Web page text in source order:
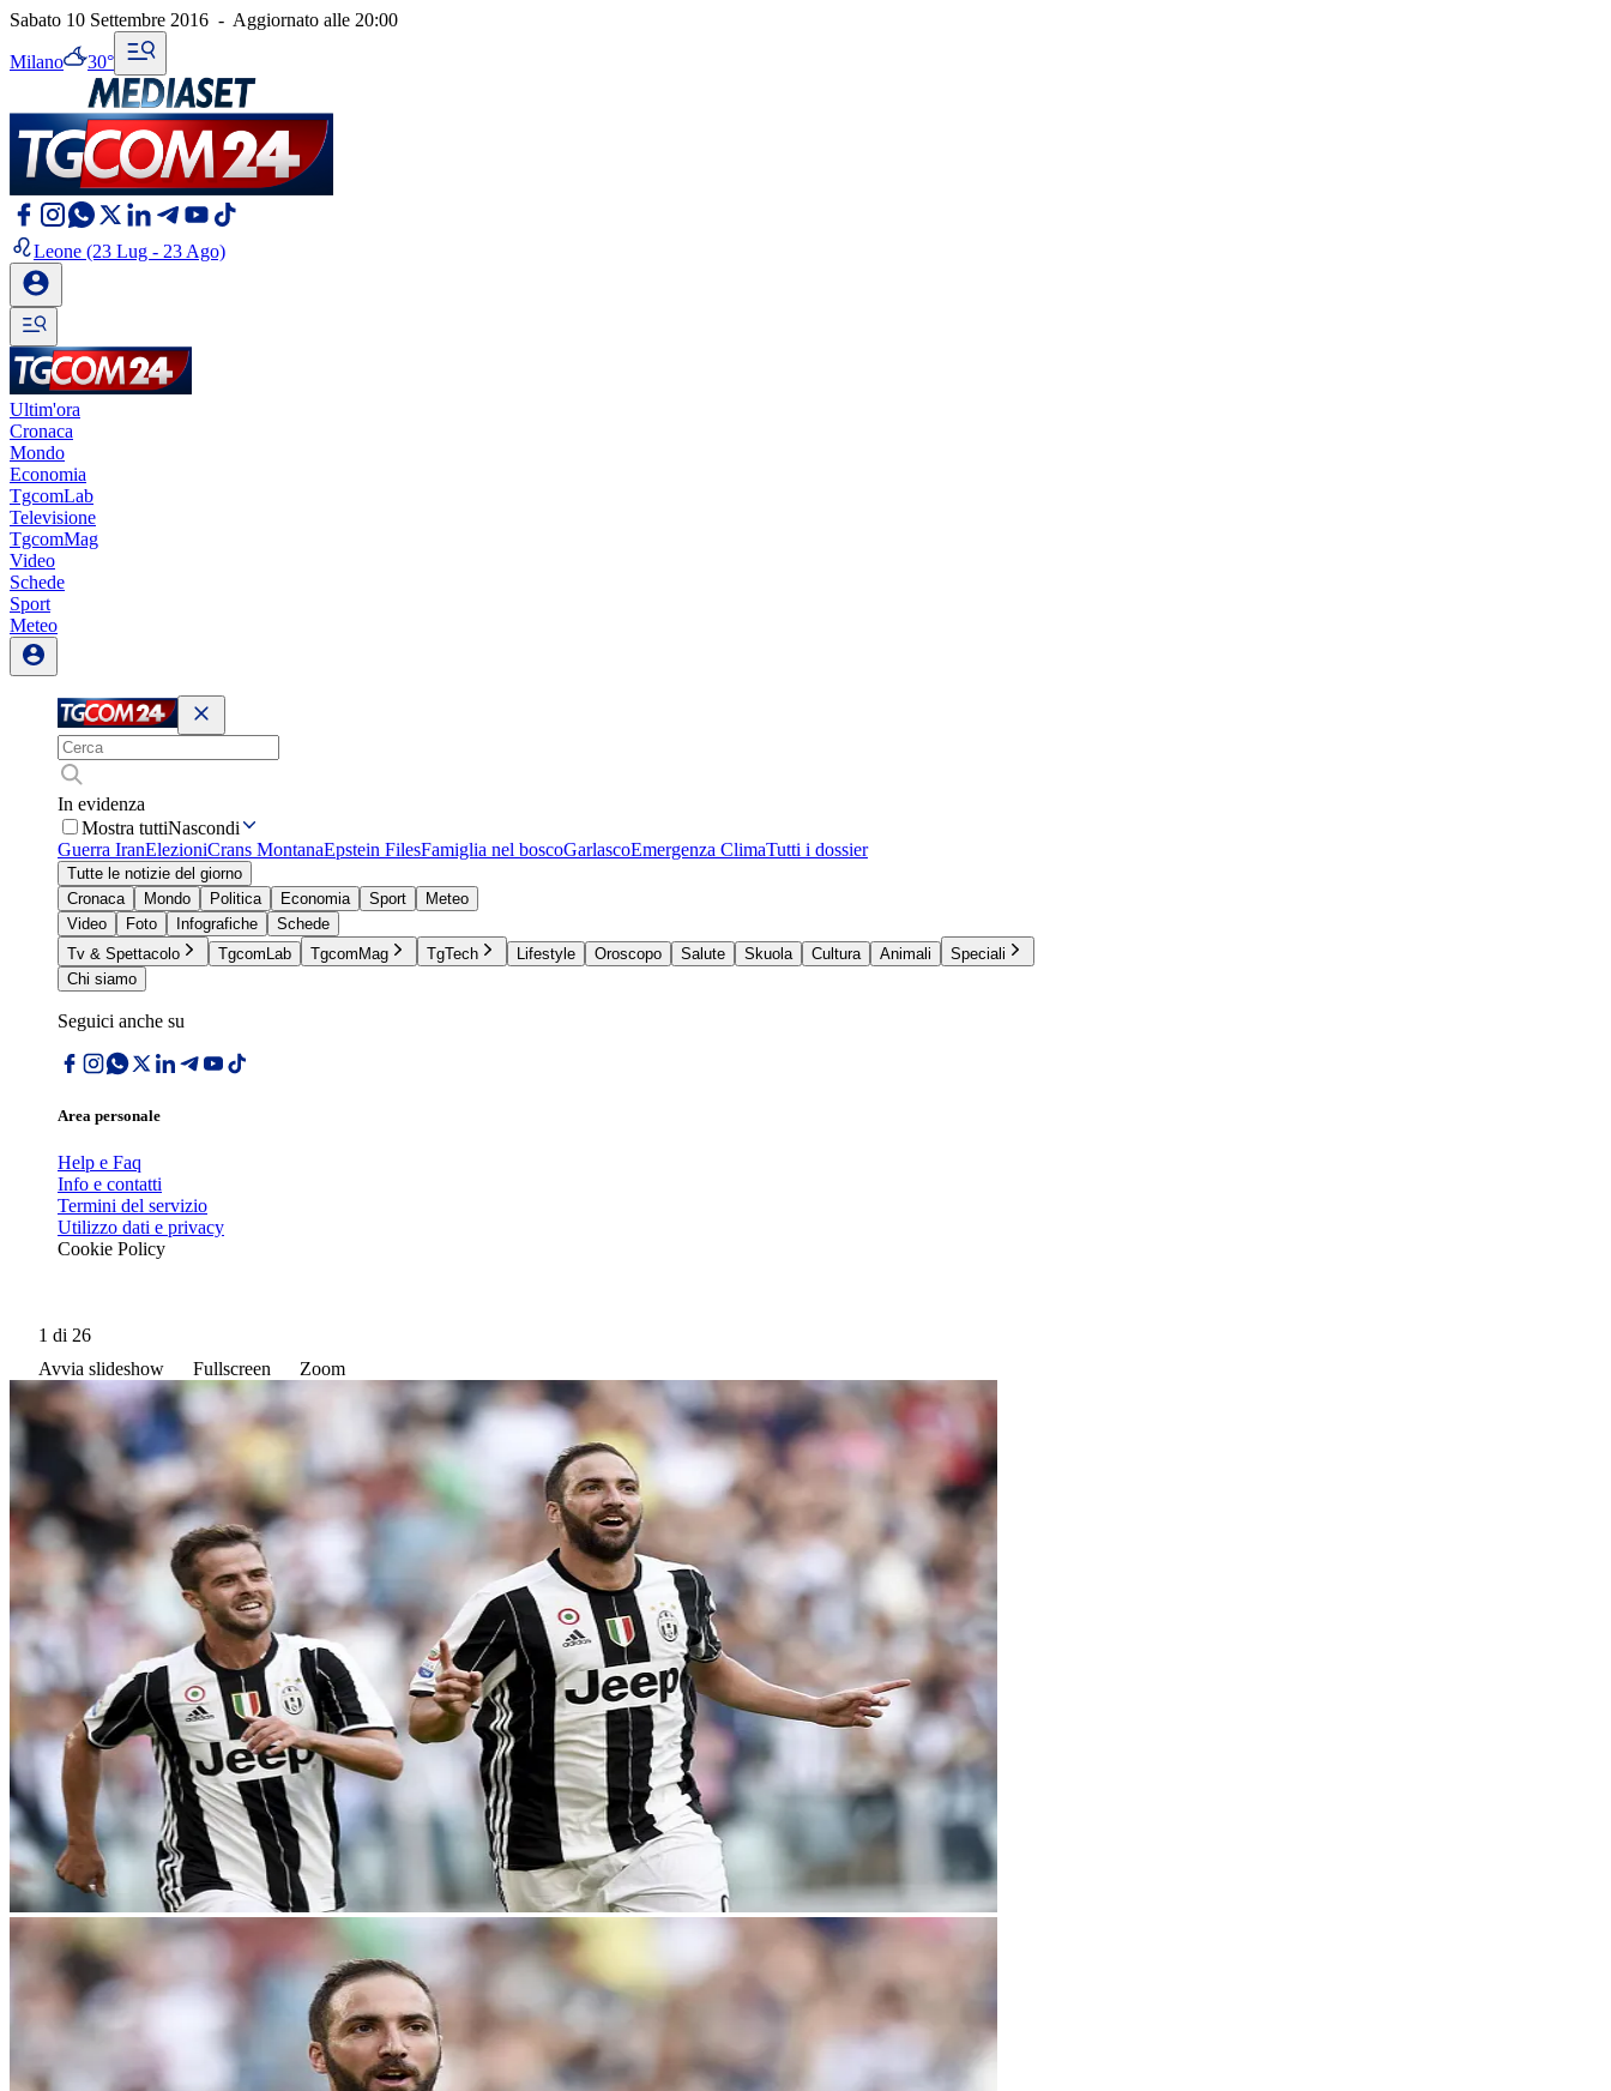
Sabato 10 Settembre 2016 - Aggiornato alle 20:00
Milano 30°
Leone (23 Lug - 23 Ago)
Ultim'ora
Cronaca
Mondo
Economia
TgcomLab
Televisione
TgcomMag
Video
Schede
Sport
Meteo
In evidenza
Mostra tuttiNascondi
Guerra IranElezioniCrans MontanaEpstein FilesFamiglia nel boscoGarlascoEmergenza ClimaTutti i dossier
Tutte le notizie del giorno
Cronaca
Mondo Politica Economia Sport
Meteo
Video
Foto Infografiche
Schede
Tv & Spettacolo
TgcomLab TgcomMag TgTech Lifestyle Oroscopo Salute Skuola Cultura Animali
Speciali
Chi siamo
Seguici anche su
Area personale
Help e Faq
Info e contatti
Termini del servizio
Utilizzo dati e privacy
Cookie Policy
1 di 26
Avvia slideshow
Fullscreen Zoom